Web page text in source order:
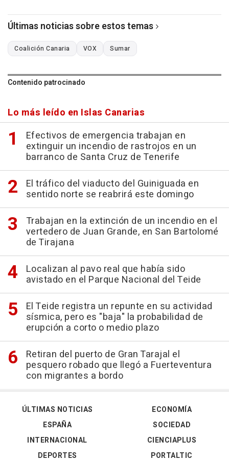
Últimas noticias sobre estos temas
Coalición Canaria VOX Sumar
Contenido patrocinado
Lo más leído en Islas Canarias
Efectivos de emergencia trabajan en
extinguir un incendio de rastrojos en un
barranco de Santa Cruz de Tenerife
El tráfico del viaducto del Guiniguada en
sentido norte se reabrirá este domingo
Trabajan en la extinción de un incendio en el
vertedero de Juan Grande, en San Bartolomé
de Tirajana
Localizan al pavo real que había sido
avistado en el Parque Nacional del Teide
El Teide registra un repunte en su actividad
sísmica, pero es "baja" la probabilidad de
erupción a corto o medio plazo
Retiran del puerto de Gran Tarajal el
pesquero robado que llegó a Fuerteventura
con migrantes a bordo
ÚLTIMAS NOTICIAS
ESPAÑA
INTERNACIONAL
DEPORTES
ECONOMÍA
SOCIEDAD
CIENCIAPLUS
PORTALTIC